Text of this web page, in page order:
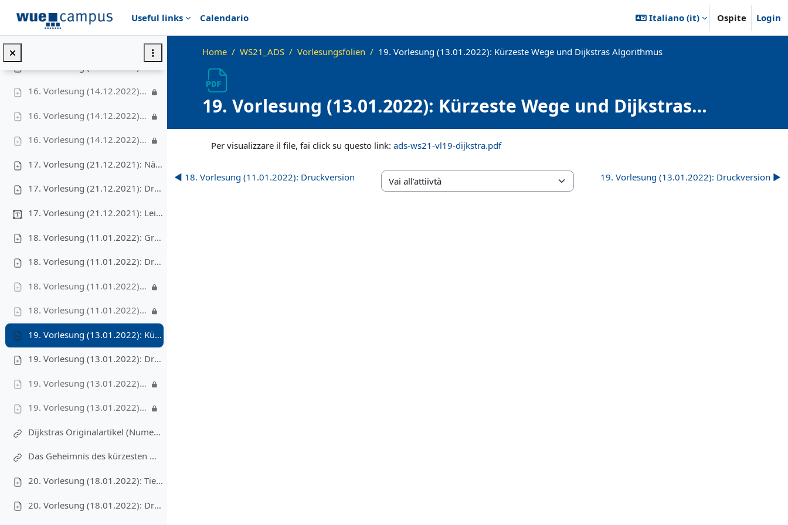
Useful links
Calendario Italiano ‎(it)‎ Ospite Login
15. Vorlesung (09.12.2021): Video, Augmentieren (komplett), 28'
16. Vorlesung (14.12.2022): Amortisierte Analyse
16. Vorlesung (14.12.2022): Video I – Aggregationsmethode, 9'
16. Vorlesung (14.12.2022): Video II – Buchhaltermethode, 6'
16. Vorlesung (14.12.2022): Video III – Potentialmethode und zwei Übungsaufgaben, 9'
17. Vorlesung (21.12.2021): Nächstes Paar
17. Vorlesung (21.12.2021): Druckversion
17. Vorlesung (21.12.2021): Leider gibt es zu dies...
18. Vorlesung (11.01.2022): Graphen: Repräsentation und Breitensuche
18. Vorlesung (11.01.2022): Druckversion
18. Vorlesung (11.01.2022): Video I – Beispiele und Repräsentation, 16'
18. Vorlesung (11.01.2022): Video II – Breitensuche, 23'
19. Vorlesung (13.01.2022): Kürzeste Wege und Dijkstras Algorithmus
19. Vorlesung (13.01.2022): Druckversion
19. Vorlesung (13.01.2022): Video I – Dijkstras Algorithmus, 22'
19. Vorlesung (13.01.2022): Video II – Kürzeste Wege und T9, 7'
Dijkstras Originalartikel (Numerische Mathematik 1, S. 296–271, 1959)
Das Geheimnis des kürzesten Wegs. Ein mathematisches Abenteuer. Peter Gritzmann und René Brandenberg: Springer-Verlag, 3. Auflage, 2005
20. Vorlesung (18.01.2022): Tiefensuche und topologische Sortierung
20. Vorlesung (18.01.2022): Druckversion
Home WS21_ADS Vorlesungsfolien 19. Vorlesung (13.01.2022): Kürzeste Wege und Dijkstras Algorithmus
19. Vorlesung (13.01.2022): Kürzeste Wege und Dijkstras
Algorithmus
Per visualizzare il file, fai click su questo link: ads-ws21-vl19-dijkstra.pdf
◀︎ 18. Vorlesung (11.01.2022): Druckversion
Vai all'attiivtà
19. Vorlesung (13.01.2022): Druckversion ▶︎